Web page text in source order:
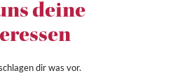
deine
dir was vor.